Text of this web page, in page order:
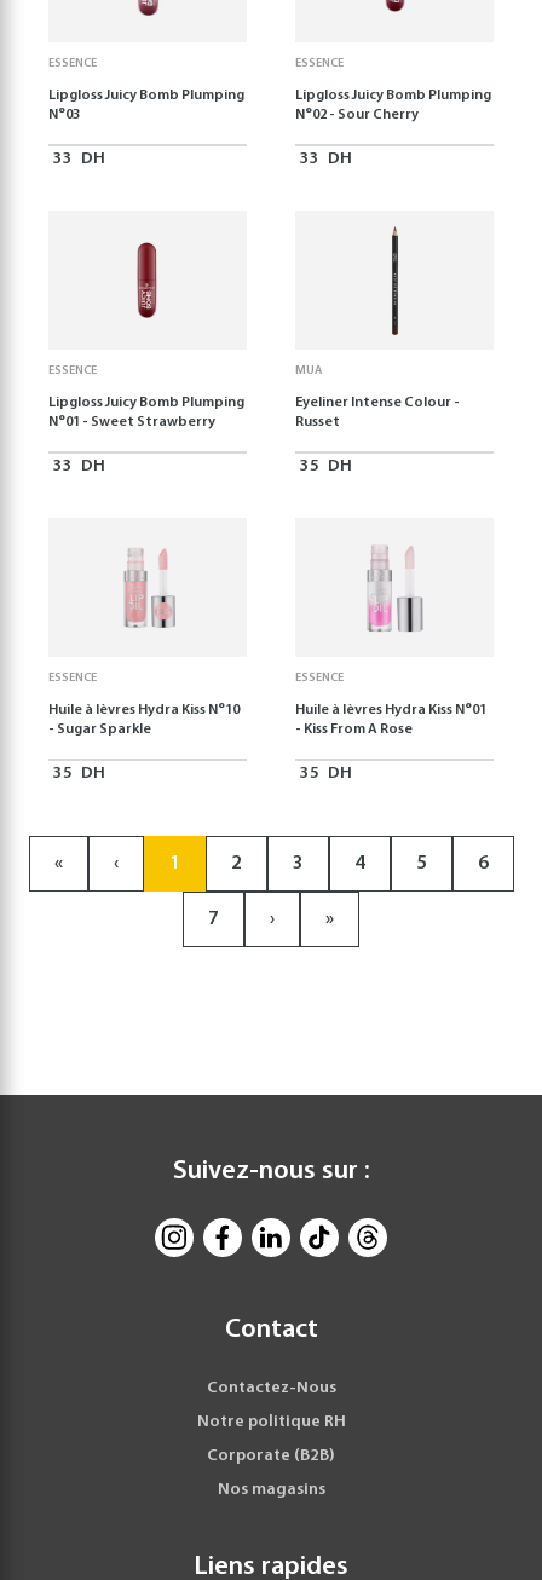
ESSENCE
Lipgloss Juicy Bomb Plumping
N°03
33 DH
ESSENCE
Lipgloss Juicy Bomb Plumping
N°02 - Sour Cherry
33 DH
ESSENCE
Lipgloss Juicy Bomb Plumping
N°01 - Sweet Strawberry
33 DH
MUA
Eyeliner Intense Colour -
Russet
35 DH
ESSENCE
Huile à lèvres Hydra Kiss N°10
- Sugar Sparkle
35 DH
ESSENCE
Huile à lèvres Hydra Kiss N°01
- Kiss From A Rose
35 DH
« ‹ 1 2 3 4 5 6
7 › »
Suivez-nous sur :
Contact
Contactez-Nous
Notre politique RH
Corporate (B2B)
Nos magasins
Liens rapides